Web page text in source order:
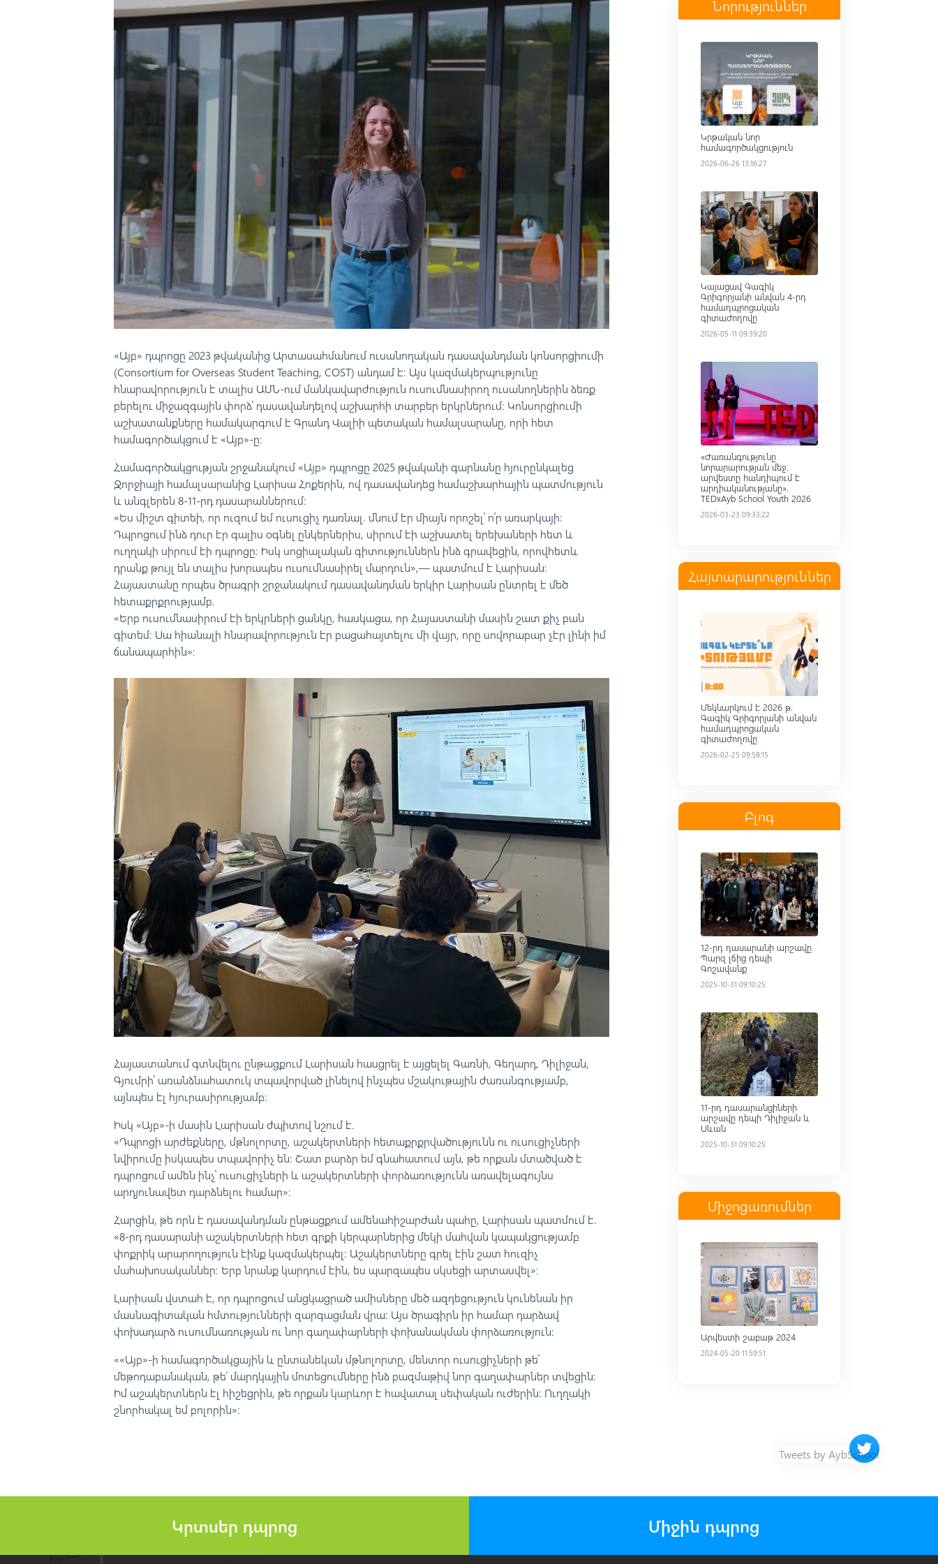
«Այբ» դպրոցը 2023 թվականից Արտասահմանում ուսանողական դասավանդման կոնսորցիումի
(Consortium for Overseas Student Teaching, COST) անդամ է։ Այս կազմակերպությունը
հնարավորություն է տալիս ԱՄՆ-ում մանկավարժություն ուսումնասիրող ուսանողներին ձեռք
բերելու միջազգային փորձ՝ դասավանդելով աշխարհի տարբեր երկրներում։ Կոնսորցիումի
աշխատանքները համակարգում է Գրանդ Վալիի պետական համալսարանը, որի հետ
համագործակցում է «Այբ»-ը։
Համագործակցության շրջանակում «Այբ» դպրոցը 2025 թվականի գարնանը հյուրընկալեց
Ջորջիայի համալսարանից Լարիսա Հոքերին, ով դասավանդեց համաշխարհային պատմություն
և անգլերեն 8-11-րդ դասարաններում։
«Ես միշտ գիտեի, որ ուզում եմ ուսուցիչ դառնալ. մնում էր միայն որոշել՝ ո՛ր առարկայի։
Դպրոցում ինձ դուր էր գալիս օգնել ընկերներիս, սիրում էի աշխատել երեխաների հետ և
ուղղակի սիրում էի դպրոցը։ Իսկ սոցիալական գիտություններն ինձ գրավեցին, որովհետև
դրանք թույլ են տալիս խորապես ուսումնասիրել մարդուն»,— պատմում է Լարիսան։
Հայաստանը որպես ծրագրի շրջանակում դասավանդման երկիր Լարիսան ընտրել է մեծ
հետաքրքրությամբ.
«Երբ ուսումնասիրում էի երկրների ցանկը, հասկացա, որ Հայաստանի մասին շատ քիչ բան
գիտեմ։ Սա հիանալի հնարավորություն էր բացահայտելու մի վայր, որը սովորաբար չէր լինի իմ
ճանապարհին»։
Հայաստանում գտնվելու ընթացքում Լարիսան հասցրել է այցելել Գառնի, Գեղարդ, Դիլիջան,
Գյումրի՝ առանձնահատուկ տպավորված լինելով ինչպես մշակութային ժառանգությամբ,
այնպես էլ հյուրասիրությամբ։
Իսկ «Այբ»-ի մասին Լարիսան ժպիտով նշում է.
«Դպրոցի արժեքները, մթնոլորտը, աշակերտների հետաքրքրվածությունն ու ուսուցիչների
նվիրումը իսկապես տպավորիչ են: Շատ բարձր եմ գնահատում այն, թե որքան մտածված է
դպրոցում ամեն ինչ՝ ուսուցիչների և աշակերտների փորձառությունն առավելագույնս
արդյունավետ դարձնելու համար»։
Հարցին, թե որն է դասավանդման ընթացքում ամենահիշարժան պահը, Լարիսան պատմում է.
«8-րդ դասարանի աշակերտների հետ գրքի կերպարներից մեկի մահվան կապակցությամբ
փոքրիկ արարողություն էինք կազմակերպել։ Աշակերտները գրել էին շատ հուզիչ
մահախոսականներ։ Երբ նրանք կարդում էին, ես պարզապես սկսեցի արտասվել»։
Լարիսան վստահ է, որ դպրոցում անցկացրած ամիսները մեծ ազդեցություն կունենան իր
մասնագիտական հմտությունների զարգացման վրա։ Այս ծրագիրն իր համար դարձավ
փոխադարձ ուսումնառության ու նոր գաղափարների փոխանակման փորձառություն։
««Այբ»-ի համագործակցային և ընտանեկան մթնոլորտը, մենտոր ուսուցիչների թե՛
մեթոդաբանական, թե՛ մարդկային մոտեցումները ինձ բազմաթիվ նոր գաղափարներ տվեցին։
Իմ աշակերտներն էլ հիշեցրին, թե որքան կարևոր է հավատալ սեփական ուժերին։ Ուղղակի
շնորհակալ եմ բոլորին»։
Նորություններ
Կրթական նոր
համագործակցություն
2026-06-26 13:16:27
Read more
Կայացավ Գագիկ
Գրիգորյանի անվան 4-րդ
համադպրոցական
գիտաժողովը
2026-05-11 09:39:20
Read more
«Ժառանգությունը
նորարարության մեջ.
արվեստը հանդիպում է
արդիականությանը».
TEDxAyb School Youth 2026
2026-03-23 09:33:22
Հայտարարություններ
Read more
Մեկնարկում է 2026 թ.
Գագիկ Գրիգորյանի անվան
համադպրոցական
գիտաժողովը
2026-02-25 09:58:15
Բլոգ
Read more
12-րդ դասարանի արշավը
Պարզ լճից դեպի
Գոշավանք
2025-10-31 09:10:25
Read more
11-րդ դասարանցիների
արշավը դեպի Դիլիջան և
Սևան
2025-10-31 09:10:25
Միջոցառումներ
Read more
Արվեստի շաբաթ 2024
2024-05-20 11:59:51
Twitter timeline
Tweets by AybSchool
Կրտսեր դպրոց Միջին դպրոց